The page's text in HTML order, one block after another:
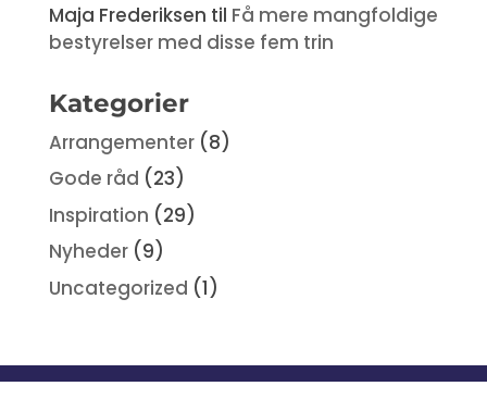
Maja Frederiksen til Få mere mangfoldige
bestyrelser med disse fem trin
Kategorier
Arrangementer(8)
Gode råd (23)
Inspiration (29)
Nyheder(9)
Uncategorized (1)